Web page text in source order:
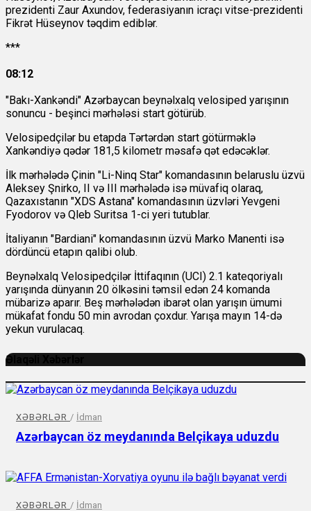
prezidenti Zaur Axundov, federasiyanın icraçı vitse-prezidenti
Fikrət Hüseynov təqdim ediblər.
***
08:12
"Bakı-Xankəndi" Azərbaycan beynəlxalq velosiped yarışının
sonuncu - beşinci mərhələsi start götürüb.
Velosipedçilər bu etapda Tərtərdən start götürməklə
Xankəndiyə qədər 181,5 kilometr məsafə qət edəcəklər.
İlk mərhələdə Çinin "Li-Ninq Star" komandasının belaruslu üzvü
Aleksey Şnirko, II və III mərhələdə isə müvafiq olaraq,
Qazaxıstanın "XDS Astana" komandasının üzvləri Yevgeni
Fyodorov və Qleb Suritsa 1-ci yeri tutublar.
İtaliyanın "Bardiani" komandasının üzvü Marko Manenti isə
dördüncü etapın qalibi olub.
Beynəlxalq Velosipedçilər İttifaqının (UCI) 2.1 kateqoriyalı
yarışında dünyanın 20 ölkəsini təmsil edən 24 komanda
mübarizə aparır. Beş mərhələdən ibarət olan yarışın ümumi
mükafat fondu 50 min avrodan çoxdur. Yarışa mayın 14-də
yekun vurulacaq.
Əlaqəli Xəbərlər
XƏBƏRLƏR / İdman
Azərbaycan öz meydanında Belçikaya uduzdu
XƏBƏRLƏR / İdman